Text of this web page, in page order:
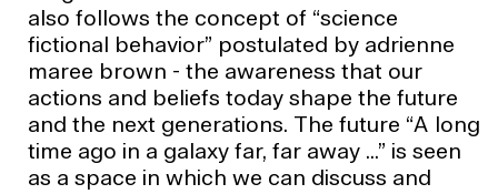
also follows the concept of “science
fictional behavior” postulated by adrienne
maree brown - the awareness that our
actions and beliefs today shape the future
and the next generations. The future “A long
time ago in a galaxy far, far away ...” is seen
as a space in which we can discuss and